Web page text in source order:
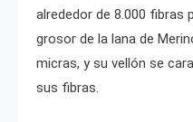
alrededor de 8.000 fibras
grosor de la lana de
micras, y su vellón se
sus fibras.